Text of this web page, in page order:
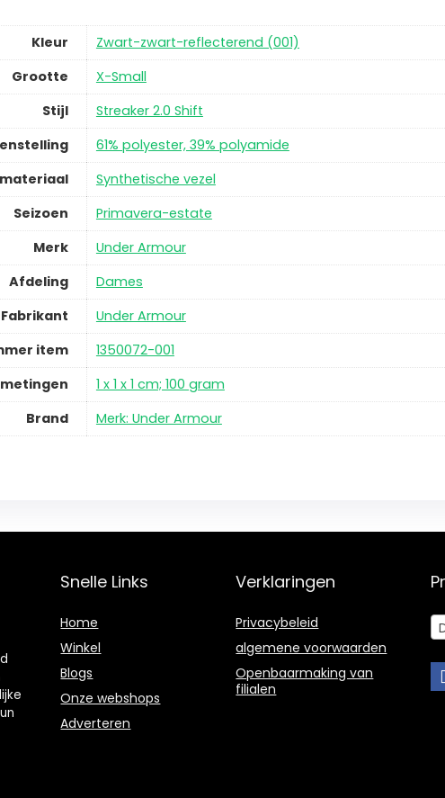
Kleur
Zwart-zwart-reflecterend (001)
Grootte
X-Small
Stijl
Streaker 2.0 Shift
61% polyester, 39% polyamide
Synthetische vezel
Seizoen
Primavera-estate
Merk
Under Armour
Afdeling
Dames
Fabrikant
Under Armour
item
1350072-001
1 x 1 x 1 cm; 100 gram
Brand
Merk: Under Armour
Snelle Links
Home
Winkel
Blogs
Onze webshops
Adverteren
Verklaringen
Privacybeleid
algemene voorwaarden
Openbaarmaking van
filialen